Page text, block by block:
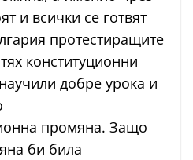
и всички се готвят
протестиращите
конституционни
добре урока и
промяна. Защо
би била